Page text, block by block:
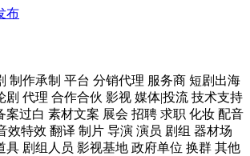
布
制作承制 平台 分销代理 服务商 短剧出海
剧 代理 合作合伙 影视 媒体|投流 技术支持
案过白 素材文案 展会 招聘 求职 化妆 配音
效特效 翻译 制片 导演 演员 剧组 器材场
具 剧组人员 影视基地 政府单位 换群 其他